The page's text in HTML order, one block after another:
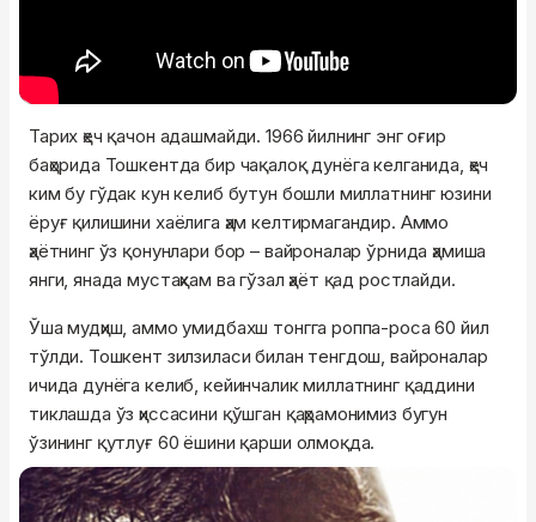
Тарих ҳеч қачон адашмайди. 1966 йилнинг энг оғир
баҳорида Тошкентда бир чақалоқ дунёга келганида, ҳеч
ким бу гўдак кун келиб бутун бошли миллатнинг юзини
ёруғ қилишини хаёлига ҳам келтирмагандир. Аммо
ҳаётнинг ўз қонунлари бор – вайроналар ўрнида ҳамиша
янги, янада мустаҳкам ва гўзал ҳаёт қад ростлайди.
Ўша мудҳиш, аммо умидбахш тонгга роппа-роса 60 йил
тўлди. Тошкент зилзиласи билан тенгдош, вайроналар
ичида дунёга келиб, кейинчалик миллатнинг қаддини
тиклашда ўз ҳиссасини қўшган қаҳрамонимиз бугун
ўзининг қутлуғ 60 ёшини қарши олмоқда.